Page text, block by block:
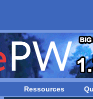
Ressources